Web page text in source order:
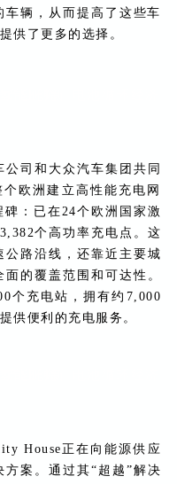
辆，从而提高了这些车
供了更多的选择。
司和大众汽车集团共同
欧洲建立高性能充电网
：已在24个欧洲国家激
个高功率充电点。这
路沿线，还靠近主要城
的覆盖范围和可达性。
个充电站，拥有约7,000
供便利的充电服务。
House正在向能源供应
案。通过其“超越”解决